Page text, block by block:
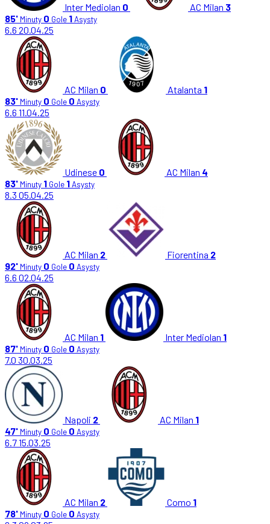
Inter Mediolan 0 AC Milan 3
85' Minuty 0 Gole 1Asysty
6.6 20.04.25
AC Milan 0 Atalanta 1
83' Minuty 0 Gole 0 Asysty
6.6 11.04.25
Udinese 0 AC Milan 4
83' Minuty 1 Gole 1Asysty
8.3 05.04.25
AC Milan 2 Fiorentina 2
92' Minuty 0 Gole 0 Asysty
6.6 02.04.25
AC Milan 1 Inter Mediolan 1
87' Minuty 0 Gole 0 Asysty
7.0 30.03.25
Napoli 2 AC Milan 1
47' Minuty 0 Gole 0 Asysty
6.715.03.25
AC Milan 2 Como 1
78' Minuty 0 Gole 0 Asysty